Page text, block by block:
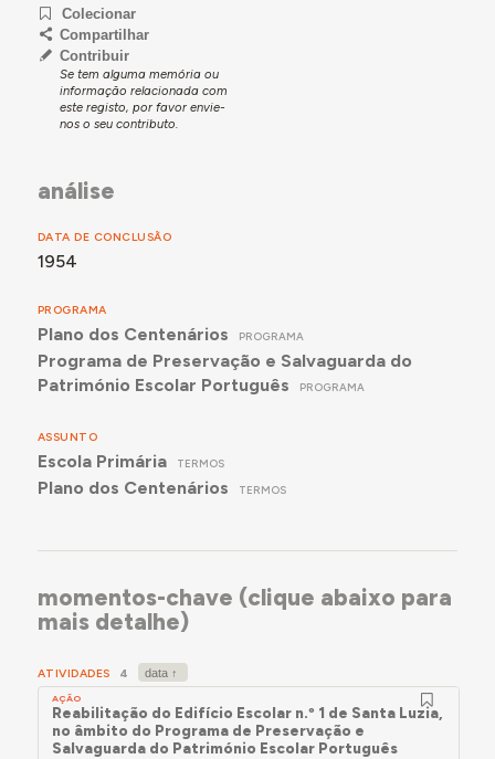
primária a construir junto ao
Pescadores, em Santa Luzia. a DOCEP "propõe a
construção de 1 edifício de 4 salas, gémeo em vez de 2
edifícios de 2 salas por ser mais económica a
construção e por podermos reduzir a 3.000 m2 a área
do terreno a adquirir", uma vez que ficava já fora dos
A construção desta escola fez parte da IV Fase do
Colecionar
Compartilhar
Contribuir
Se tem alguma memória ou
informação relacionada com
este registo, por favor envie-
nos o seu contributo.
análise
DATA DE CONCLUSÃO
1954
PROGRAMA
Plano dos Centenários PROGRAMA
Programa de Preservação e Salvaguarda do
Património Escolar Português
PROGRAMA
ASSUNTO
Escola Primária TERMOS
Plano dos Centenários TERMOS
momentos-chave (clique abaixo para
mais detalhe)
ATIVIDADES 4
AÇÃO
Reabilitação do Edifício Escolar n.º 1 de Santa Luzia,
no âmbito do Programa de Preservação e
Salvaguarda do Património Escolar Português